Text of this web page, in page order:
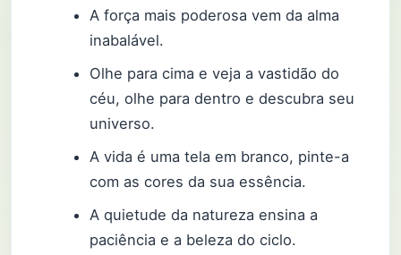
A força mais poderosa vem da alma
inabalável.
Olhe para cima e veja a vastidão do
céu, olhe para dentro e descubra seu
universo.
A vida é uma tela em branco, pinte-a
com as cores da sua essência.
A quietude da natureza ensina a
paciência e a beleza do ciclo.